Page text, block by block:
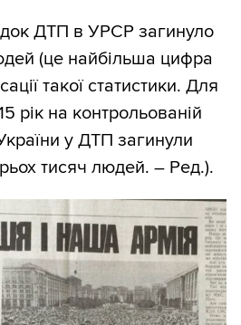
ДТП в УРСР загинуло
(це найбільша цифра
такої статистики. Для
рік на контрольованій
у ДТП загинули
тисяч людей. – Ред.).